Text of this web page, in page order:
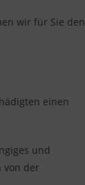
wir für Sie den
einen
und
von der